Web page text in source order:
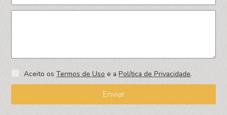
Aceito osTermos de Uso e aPolítica de Privacidade.
Enviar